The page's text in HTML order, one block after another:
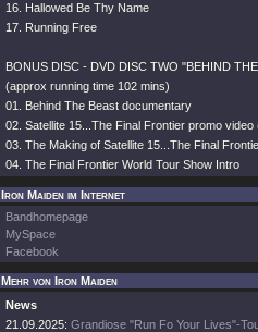
16. Hallowed Be Thy Name
17. Running Free
BONUS DISC - DVD DISC TWO "BEHIND
(approx running time 102 mins)
01. Behind The Beast documentary
02. Satellite 15...The Final Frontier promo
03. The Making of Satellite 15...The Final
04. The Final Frontier World Tour Show Intro
Iron Maiden im Internet
Bandhomepage
MySpace
Facebook
Mehr von Iron Maiden
News
21.09.2025: Grandiose "Run Fo Your Lives"-